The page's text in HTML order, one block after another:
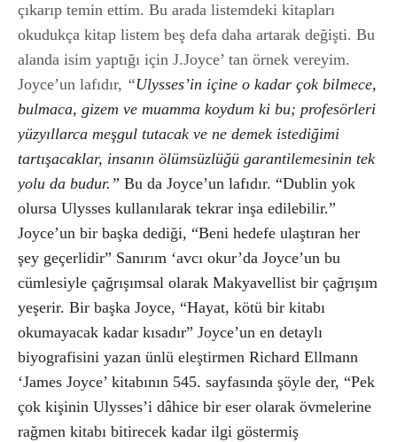
çıkarıp temin ettim. Bu arada listemdeki kitapları
okudukça kitap listem beş defa daha artarak değişti. Bu
alanda isim yaptığı için J.Joyce’ tan örnek vereyim.
Joyce’un lafıdır, “Ulysses’in içine o kadar çok bilmece,
bulmaca, gizem ve muamma koydum ki bu; profesörleri
yüzyıllarca meşgul tutacak ve ne demek istediğimi
tartışacaklar, insanın ölümsüzlüğü garantilemesinin tek
yolu da budur. ” Bu da Joyce’un lafıdır. “Dublin yok
olursa Ulysses kullanılarak tekrar inşa edilebilir.”
Joyce’un bir başka dediği, “Beni hedefe ulaştıran her
şey geçerlidir” Sanırım ‘avcı okur’da Joyce’un bu
cümlesiyle çağrışımsal olarak Makyavellist bir çağrışım
yeşerir. Bir başka Joyce, “Hayat, kötü bir kitabı
okumayacak kadar kısadır” Joyce’un en detaylı
biyografisini yazan ünlü eleştirmen Richard Ellmann
‘James Joyce’ kitabının 545. sayfasında şöyle der, “Pek
çok kişinin Ulysses’i dâhice bir eser olarak övmelerine
rağmen kitabı bitirecek kadar ilgi göstermiş